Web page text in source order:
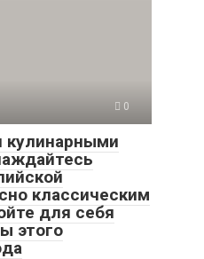
0
кулинарными
классическим
для себя
этого